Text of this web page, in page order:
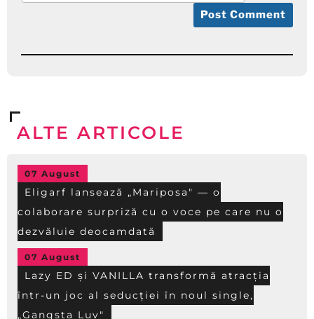
ALTE ARTICOLE
07 August
Eligarf lansează „Mariposa" — o
colaborare surpriză cu o voce pe care nu o
dezvăluie deocamdată
07 August
Lazy ED și VANILLA transformă atracția
într-un joc al seducției în noul single,
„Gangsta Luv"